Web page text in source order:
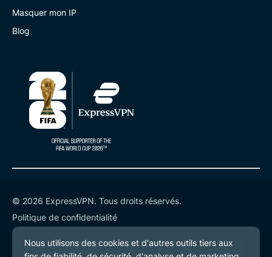
Masquer mon IP
Blog
© 2026 ExpressVPN. Tous droits réservés.
Politique de confidentialité
Conditions de service
Préférences de cookies